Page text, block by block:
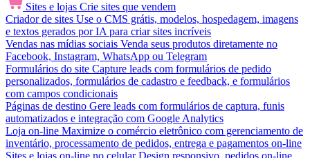
Sites e lojas Crie sites que vendem
Criador de sites Use o CMS grátis, modelos, hospedagem, imagens
e textos gerados por IA para criar sites incríveis
Vendas nas mídias sociais Venda seus produtos diretamente no
Facebook, Instagram, WhatsApp ou Telegram
Formulários do site Capture leads com formulários de pedido
personalizados, formulários de cadastro e feedback, e formulários
com campos condicionais
Páginas de destino Gere leads com formulários de captura, funis
automatizados e integração com Google Analytics
Loja on-line Maximize o comércio eletrônico com gerenciamento de
inventário, processamento de pedidos, entrega e pagamentos on-line
Sites e lojas on-line no celular Design responsivo, pedidos on-line,